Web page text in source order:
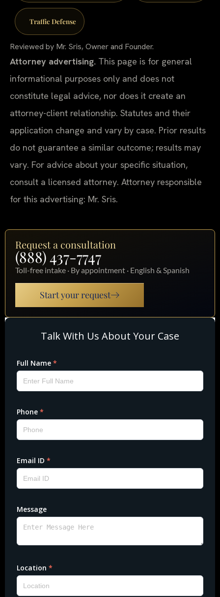
Traffic Defense
Reviewed by Mr. Sris, Owner and Founder.
Attorney advertising. This page is for general
informational purposes only and does not
constitute legal advice, nor does it create an
attorney-client relationship. Statutes and their
application change and vary by case. Prior results
do not guarantee a similar outcome; results may
vary. For advice about your specific situation,
consult a licensed attorney. Attorney responsible
for this advertising: Mr. Sris.
Request a consultation
(888) 437-7747
Toll-free intake · By appointment · English & Spanish
Start your request